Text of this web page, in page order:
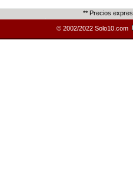
** Precios
© 2002/2022 Solo10.com